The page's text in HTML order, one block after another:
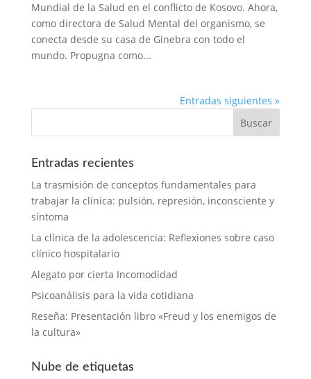
Mundial de la Salud en el conflicto de Kosovo. Ahora,
como directora de Salud Mental del organismo, se
conecta desde su casa de Ginebra con todo el
mundo. Propugna como...
Entradas siguientes »
Entradas recientes
La trasmisión de conceptos fundamentales para
trabajar la clínica: pulsión, represión, inconsciente y
síntoma
La clínica de la adolescencia: Reflexiones sobre caso
clínico hospitalario
Alegato por cierta Incomodidad
Psicoanálisis para la vida cotidiana
Reseña: Presentación libro «Freud y los enemigos de
la cultura»
Nube de etiquetas